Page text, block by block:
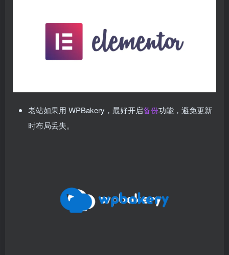
老站如果用 WPBakery，最好开启备份功能，避免更新
时布局丢失。